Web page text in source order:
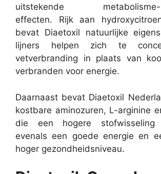
uitstekende metabolisme-
effecten. Rijk aan
bevat Diaetoxil natuurlijke
lijners helpen zich te
vetverbranding in plaats van
verbranden voor energie.
Daarnaast bevat Diaetoxil
kostbare aminozuren, L-arginine
die een hogere stofwisseling
evenals een goede energie en
hoger gezondheidsniveau.